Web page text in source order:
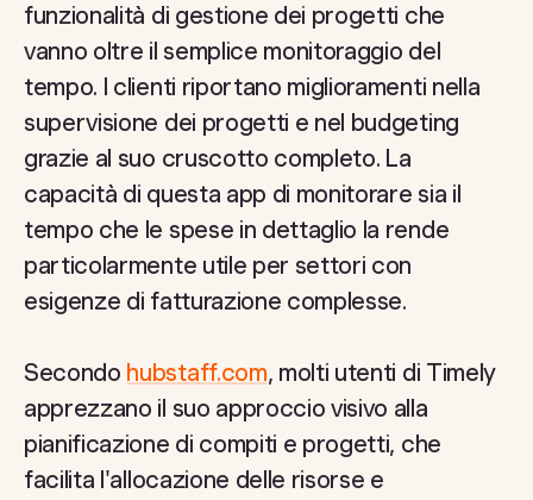
funzionalità di gestione dei progetti che
vanno oltre il semplice monitoraggio del
tempo. I clienti riportano miglioramenti nella
supervisione dei progetti e nel budgeting
grazie al suo cruscotto completo. La
capacità di questa app di monitorare sia il
tempo che le spese in dettaglio la rende
particolarmente utile per settori con
esigenze di fatturazione complesse.
Secondo hubstaff.com, molti utenti di Timely
apprezzano il suo approccio visivo alla
pianificazione di compiti e progetti, che
facilita l'allocazione delle risorse e